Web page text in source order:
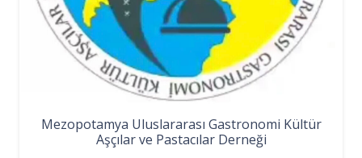
Mezopotamya Uluslararası Gastronomi Kültür
Aşçılar ve Pastacılar Derneği